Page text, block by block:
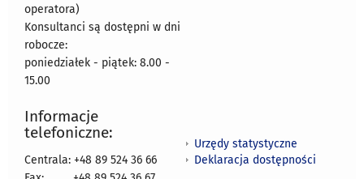
operatora)
Konsultanci są dostępni w dni
robocze:
poniedziałek - piątek: 8.00 -
15.00
Informacje
telefoniczne:
Centrala: +48 89 524 36 66
Urzędy statystyczne
Deklaracja dostępności